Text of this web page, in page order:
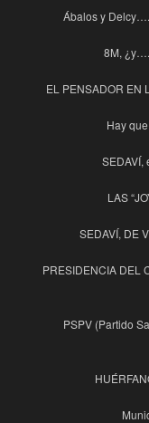
Ábalos y
8M,
EL PENSADOR EN
Hay
LAS
SEDAVÍ, DE
PRESIDENCIA DEL
PSPV (Partido